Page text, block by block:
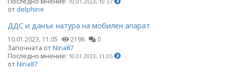
от delphine
ДДС и данък натура на мобилен апарат
10.01.2023, 11:05 2198 0
Започната отNina87
Последно мнение: 10.01.2023, 11:05
отNina87